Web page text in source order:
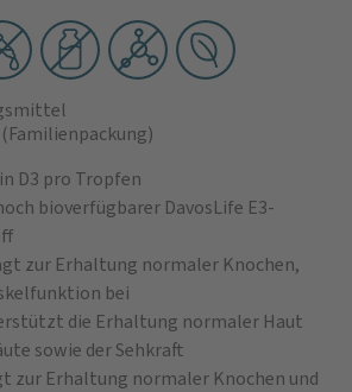
(Familienpackung)
D3 pro Tropfen
bioverfügbarer DavosLife E3-
zur Erhaltung normaler Knochen,
bei
die Erhaltung normaler Haut
sowie der Sehkraft
zur Erhaltung normaler Knochen und